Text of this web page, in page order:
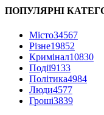
ПОПУЛЯРНІ
Місто34567
Різне19852
Кримінал10830
Події9133
Політика4984
Люди4577
Гроші3839